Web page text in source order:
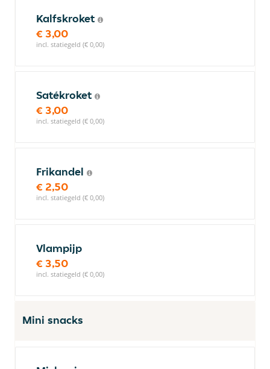
Kalfskroket
€ 3,00
incl. statiegeld (€ 0,00)
Satékroket
€ 3,00
incl. statiegeld (€ 0,00)
Frikandel
€ 2,50
incl. statiegeld (€ 0,00)
Vlampijp
€ 3,50
incl. statiegeld (€ 0,00)
Mini snacks